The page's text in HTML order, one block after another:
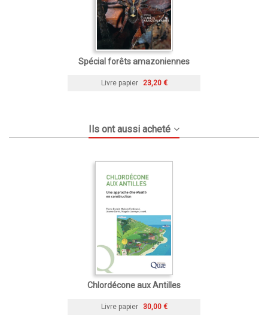
Spécial forêts amazoniennes
Livre papier 23,20 €
Ils ont aussi acheté
Chlordécone aux Antilles
Livre papier 30,00 €